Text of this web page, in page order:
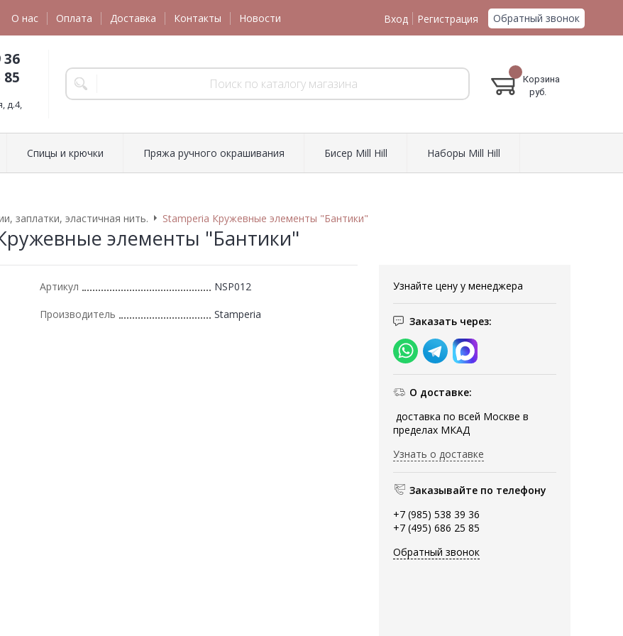
О нас Оплата Доставка Контакты Новости Вход Регистрация Обратный звонок
36
85
д.4,
Корзина
руб.
Спицы и крючки Пряжа ручного окрашивания Биcер Mill Hill Наборы Mill Hill
заплатки, эластичная нить. Stamperia Кружевные элементы "Бантики"
элементы "Бантики"
Узнайте цену у менеджера
Заказать через:
О доставке:
доставка по всей Москве в
пределах МКАД
Узнать о доставке
Заказывайте по телефону
+7 (985) 538 39 36
+7 (495) 686 25 85
Обратный звонок
Артикул NSP012
Производитель Stamperia